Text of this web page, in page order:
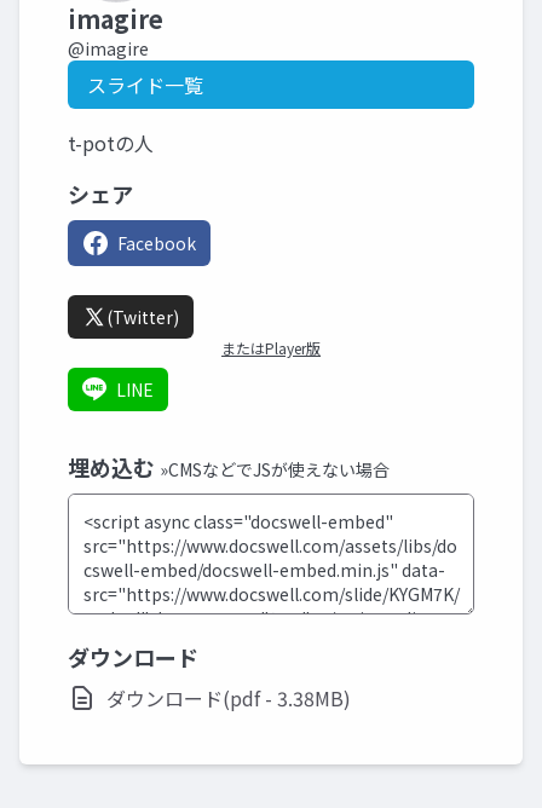
imagire
@imagire
スライド一覧
t-potの人
シェア
Facebook
(Twitter)
またはPlayer版
LINE
埋め込む »CMSなどでJSが使えない場合
ダウンロード
ダウンロード(pdf - 3.38MB)